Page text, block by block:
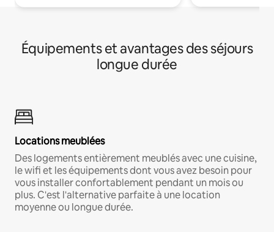
Équipements et avantages des séjours
longue durée
Locations meublées
Des logements entièrement meublés avec une cuisine,
le wifi et les équipements dont vous avez besoin pour
vous installer confortablement pendant un mois ou
plus. C'est l'alternative parfaite à une location
moyenne ou longue durée.